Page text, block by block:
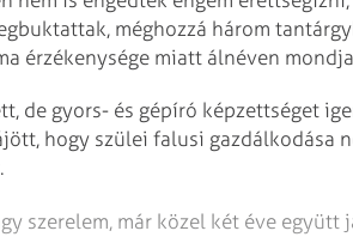
méghozzá három
érzékenysége miatt álnéven
de gyors- és gépíró képzettséget
hogy szülei falusi gazdálkodása
szerelem, már közel két éve együtt